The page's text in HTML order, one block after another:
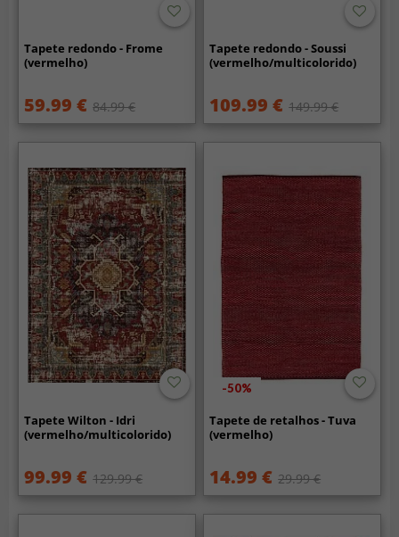
Tapete redondo - Frome
(vermelho)
59.99 € 84.99 €
Tapete redondo - Soussi
(vermelho/multicolorido)
109.99 € 149.99 €
Tapete Wilton - Idri
(vermelho/multicolorido)
99.99 € 129.99 €
-50%
Tapete de retalhos - Tuva
(vermelho)
14.99 € 29.99 €